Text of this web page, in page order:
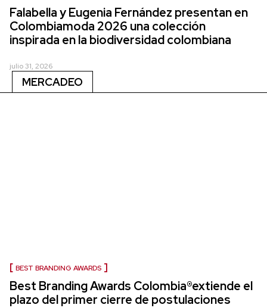
Falabella y Eugenia Fernández presentan en
Colombiamoda 2026 una colección
inspirada en la biodiversidad colombiana
julio 31, 2026
MERCADEO
BEST BRANDING AWARDS
Best Branding Awards Colombia®extiende el
plazo del primer cierre de postulaciones